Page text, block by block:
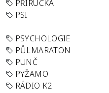
PŘÍRUČKA
PSI
PSYCHOLOGIE
PŮLMARATON
PUNČ
PYŽAMO
RÁDIO K2